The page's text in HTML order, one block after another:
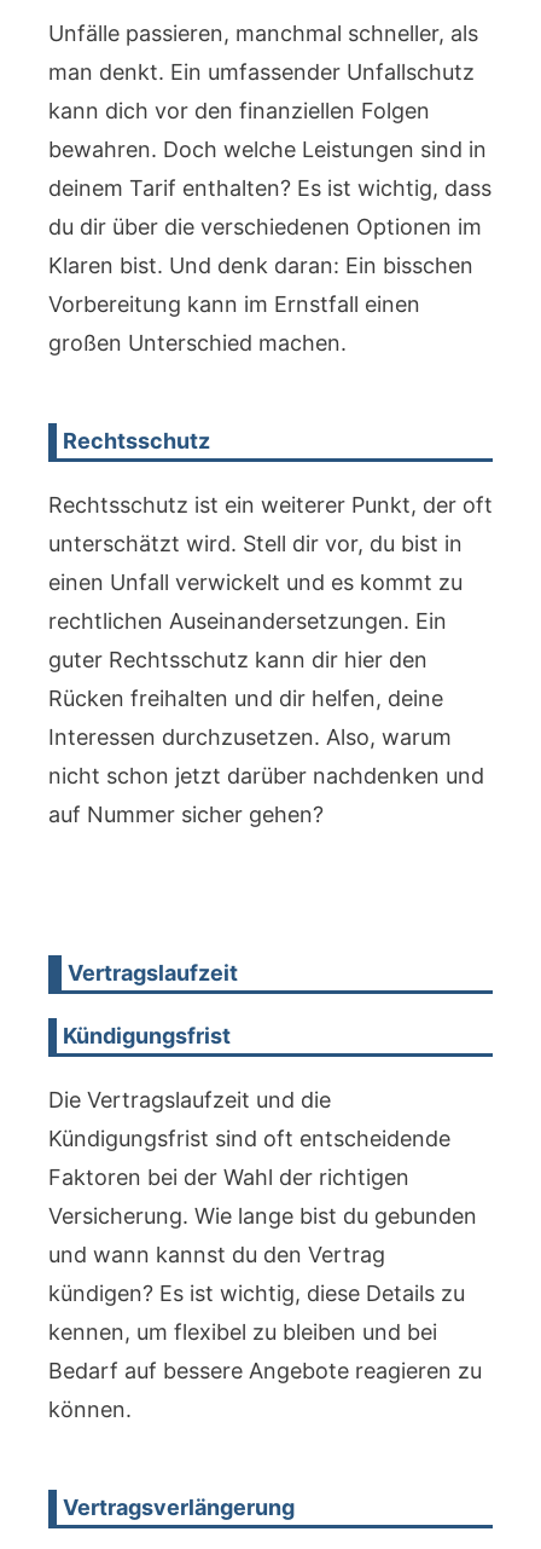
Unfälle passieren, manchmal schneller, als
man denkt. Ein umfassender Unfallschutz
kann dich vor den finanziellen Folgen
bewahren. Doch welche Leistungen sind in
deinem Tarif enthalten? Es ist wichtig, dass
du dir über die verschiedenen Optionen im
Klaren bist. Und denk daran: Ein bisschen
Vorbereitung kann im Ernstfall einen
großen Unterschied machen.
Rechtsschutz
Rechtsschutz ist ein weiterer Punkt, der oft
unterschätzt wird. Stell dir vor, du bist in
einen Unfall verwickelt und es kommt zu
rechtlichen Auseinandersetzungen. Ein
guter Rechtsschutz kann dir hier den
Rücken freihalten und dir helfen, deine
Interessen durchzusetzen. Also, warum
nicht schon jetzt darüber nachdenken und
auf Nummer sicher gehen?
Vertragslaufzeit
Kündigungsfrist
Die Vertragslaufzeit und die
Kündigungsfrist sind oft entscheidende
Faktoren bei der Wahl der richtigen
Versicherung. Wie lange bist du gebunden
und wann kannst du den Vertrag
kündigen? Es ist wichtig, diese Details zu
kennen, um flexibel zu bleiben und bei
Bedarf auf bessere Angebote reagieren zu
können.
Vertragsverlängerung